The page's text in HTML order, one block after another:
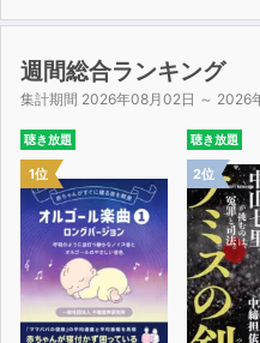
週間総合ランキング
集計期間 2026年08月02日 ～ 2026
聴き放題
1位
聴き放題
2位